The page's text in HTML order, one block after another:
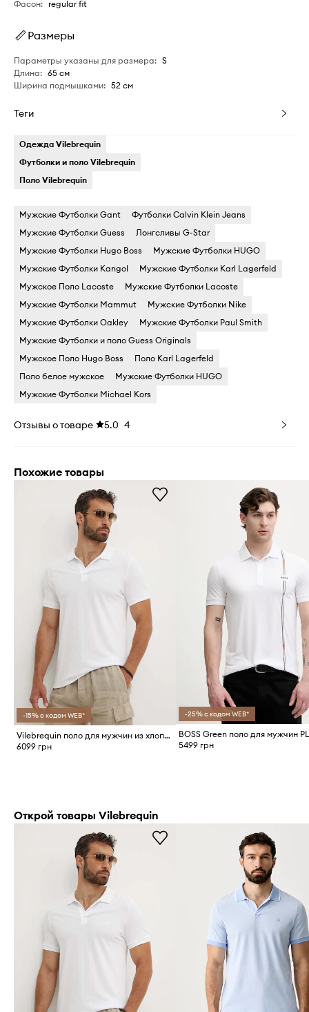
Фасон: regular fit
Размеры
Параметры указаны для размера: S
Длина: 65 см
Ширина подмышками: 52 см
Теги
Одежда Vilebrequin
Футболки и поло Vilebrequin
Поло Vilebrequin
Мужские Футболки Gant
Футболки Calvin Klein Jeans
Мужские Футболки Guess
Лонгсливы G-Star
Мужские Футболки Hugo Boss
Мужские Футболки HUGO
Мужские Футболки Kangol
Мужские Футболки Karl Lagerfeld
Мужское Поло Lacoste
Мужские Футболки Lacoste
Мужские Футболки Mammut
Мужские Футболки Nike
Мужские Футболки Oakley
Мужские Футболки Paul Smith
Мужские Футболки и поло Guess Originals
Мужское Поло Hugo Boss
Поло Karl Lagerfeld
Поло белое мужское
Мужские Футболки HUGO
Мужские Футболки Michael Kors
Отзывы о товаре 5.0 4
Похожие товары
-15% с кодом WEB*
Vilebrequin поло для мужчин из хлопка PALATIN
6099 грн
-25% с кодом WEB*
5499 грн
Открой товары Vilebrequin